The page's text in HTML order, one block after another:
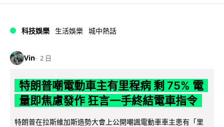
科技娛樂 生活娛樂 城中熱話
Vin 2 日
特朗普嘲電動車主有里程病 剩 75% 電
量即焦慮發作 狂言一手終結電車指令
特朗普在拉斯維加斯造勢大會上公開嘲諷電動車車主患有「里